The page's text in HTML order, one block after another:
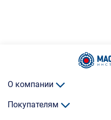
О компании
Покупателям